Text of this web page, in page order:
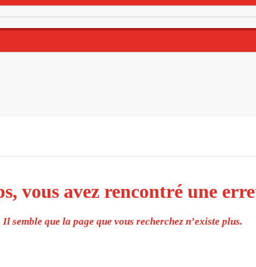
vous avez rencontré une
Il semble que la page que vous recherchez n’existe plus.